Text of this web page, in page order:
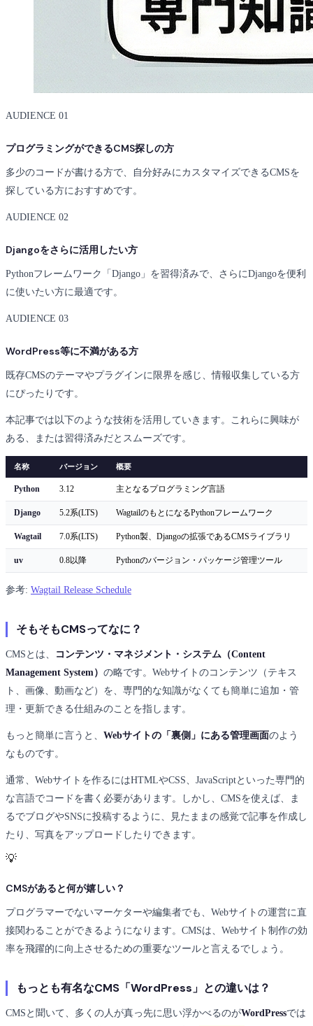
AUDIENCE 01
プログラミングができるCMS探しの方
多少のコードが書ける方で、自分好みにカスタマイズできるCMSを
探している方におすすめです。
AUDIENCE 02
Djangoをさらに活用したい方
Pythonフレームワーク「Django」を習得済みで、さらにDjangoを便利
に使いたい方に最適です。
AUDIENCE 03
WordPress等に不満がある方
既存CMSのテーマやプラグインに限界を感じ、情報収集している方
にぴったりです。
本記事では以下のような技術を活用していきます。これらに興味が
ある、または習得済みだとスムーズです。
名称 バージョン 概要
Python 3.12 主となるプログラミング言語
Django 5.2系(LTS) WagtailのもとになるPythonフレームワーク
Wagtail 7.0系(LTS) Python製、Djangoの拡張であるCMSライブラリ
uv 0.8以降 Pythonのバージョン・パッケージ管理ツール
参考: Wagtail Release Schedule
そもそもCMSってなに？
CMSとは、
コンテンツ・マネジメント・システム（Content
Management System） の略です。Webサイトのコンテンツ（テキス
ト、画像、動画など）を、専門的な知識がなくても簡単に追加・管
理・更新できる仕組みのことを指します。
もっと簡単に言うと、 Webサイトの「裏側」にある管理画面のよう
なものです。
通常、Webサイトを作るにはHTMLやCSS、JavaScriptといった専門的
な言語でコードを書く必要があります。しかし、CMSを使えば、ま
るでブログやSNSに投稿するように、見たままの感覚で記事を作成し
たり、写真をアップロードしたりできます。
💡
CMSがあると何が嬉しい？
プログラマーでないマーケターや編集者でも、Webサイトの運営に直
接関わることができるようになります。CMSは、Webサイト制作の効
率を飛躍的に向上させるための重要なツールと言えるでしょう。
もっとも有名なCMS「WordPress」との違いは？
CMSと聞いて、多くの人が真っ先に思い浮かべるのがWordPressでは